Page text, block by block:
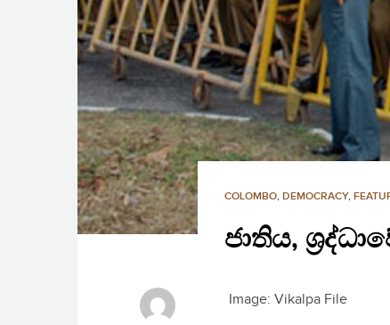
COLOMBO, DEMOCRACY,
ජාතිය,
Image: Vikalpa File